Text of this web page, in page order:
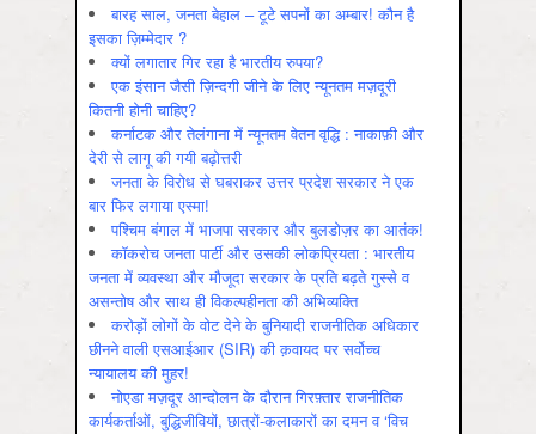
बारह साल, जनता बेहाल – टूटे सपनों का अम्बार! कौन है
इसका ज़िम्मेदार ?
क्यों लगातार गिर रहा है भारतीय रुपया?
एक इंसान जैसी ज़िन्दगी जीने के लिए न्यूनतम मज़दूरी
कितनी होनी चाहिए?
कर्नाटक और तेलंगाना में न्यूनतम वेतन वृद्धि : नाकाफ़ी और
देरी से लागू की गयी बढ़ोत्तरी
जनता के विरोध से घबराकर उत्तर प्रदेश सरकार ने एक
बार फिर लगाया एस्मा!
पश्चिम बंगाल में भाजपा सरकार और बुलडोज़र का आतंक!
कॉकरोच जनता पार्टी और उसकी लोकप्रियता : भारतीय
जनता में व्‍यवस्‍था और मौजूदा सरकार के प्रति बढ़ते गुस्‍से व
असन्‍तोष और साथ ही विकल्‍पहीनता की अभिव्‍यक्ति
करोड़ों लोगों के वोट देने के बुनियादी राजनीतिक अधिकार
छीनने वाली एसआईआर (SIR) की क़वायद पर सर्वोच्च
न्यायालय की मुहर!
नोएडा मज़दूर आन्दोलन के दौरान गिरफ़्तार राजनीतिक
कार्यकर्ताओं, बुद्धिजीवियों, छात्रों-कलाकारों का दमन व ‘विच